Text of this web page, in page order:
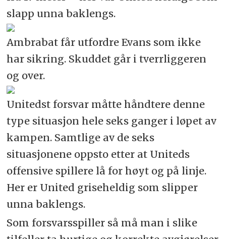
slapp unna baklengs.
Ambrabat får utfordre Evans som ikke
har sikring. Skuddet går i tverrliggeren
og over.
Unitedst forsvar måtte håndtere denne
type situasjon hele seks ganger i løpet av
kampen. Samtlige av de seks
situasjonene oppsto etter at Uniteds
offensive spillere lå for høyt og på linje.
Her er United griseheldig som slipper
unna baklengs.
Som forsvarsspiller så må man i slike